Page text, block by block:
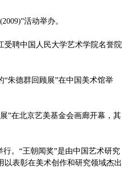
(2009)”活动举办。
受聘中国人民大学艺术学院名誉院
“朱德群回顾展”在中国美术馆举
”在北京艺美基金会画廊开幕，其
行。“王朝闻奖”是由中国艺术研究
以表彰在美术创作和研究领域杰出